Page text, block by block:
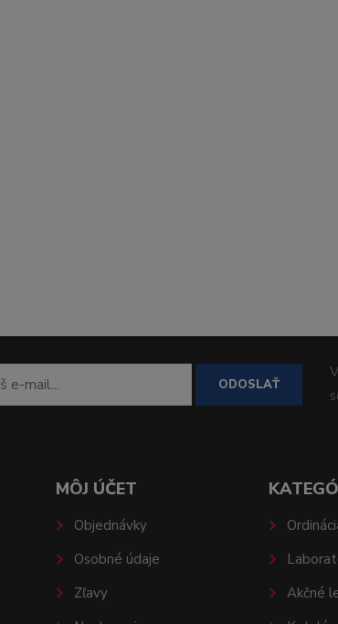
ODOSLAŤ
MÔJ ÚČET
Objednávky
Osobné údaje
Zľavy
Akčné